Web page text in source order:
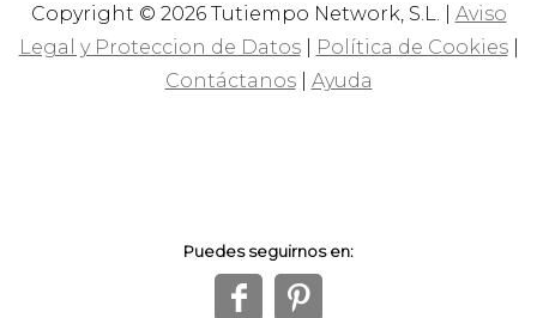
Copyright © 2026 Tutiempo Network, S.L. | Aviso
Legal y Proteccion de Datos| Política de Cookies|
Contáctanos| Ayuda
Puedes seguirnos en:
f 1